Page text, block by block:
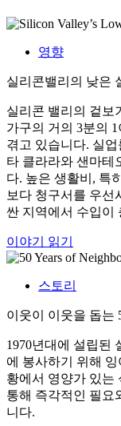
영향
실리콘밸리의 낮은
실리콘 밸리의 겉보
가구의 거의 3분의
겪고 있습니다. 실
타 클라라와 샌마테
다. 높은 생활비, 특
보다 청구서를 우선
싼 지역에서 수입이
이야기 읽기
스토리
이웃이 이웃을 돕는
1970년대에 설립된
에 봉사하기 위해
황에서 영양가 있는
통해 즉각적인 필요
니다.